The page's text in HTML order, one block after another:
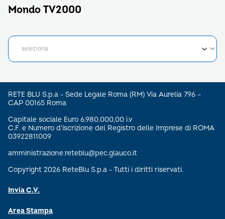
Mondo TV2000
RETE BLU S.p.a - Sede Legale Roma (RM) Via Aurelia 796 –
CAP 00165 Roma
Capitale sociale Euro 6.980.000,00 i.v
C.F. e Numero d’iscrizione del Registro delle Imprese di ROMA
03922811009
amministrazione.reteblu@pec.glauco.it
Copyright 2026 ReteBlu S.p.a - Tutti i diritti riservati.
Invia C.V.
Area Stampa